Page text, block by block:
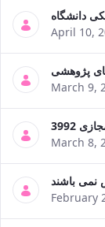
دانشگاه
April 10,
پژوهشی
March 9,
3992
March 8,
February